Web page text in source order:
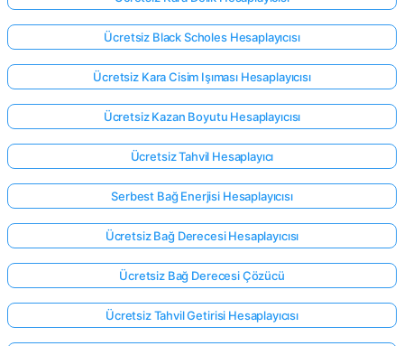
Henüz
Soru
Yok
Ücretsiz Black Scholes Hesaplayıcısı
Ücretsiz Kara Cisim Işıması Hesaplayıcısı
Ücretsiz Kazan Boyutu Hesaplayıcısı
Ücretsiz Tahvil Hesaplayıcı
Serbest Bağ Enerjisi Hesaplayıcısı
Ücretsiz Bağ Derecesi Hesaplayıcısı
Ücretsiz Bağ Derecesi Çözücü
Ücretsiz Tahvil Getirisi Hesaplayıcısı